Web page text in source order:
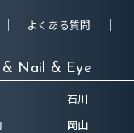
よくある質問
& Nail & Eye
石川
岡山